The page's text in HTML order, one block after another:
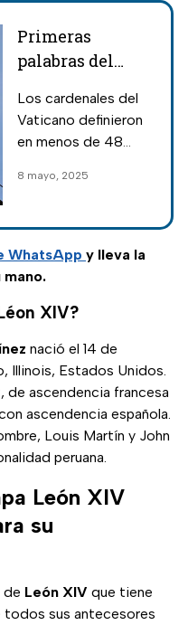
Primeras
palabras del
como Sumo
Pontífice del
2025
Los cardenales del
Vaticano definieron
en menos de 48
Pontífice de la
estas fueron las
primeras palabras
del papa León XIV.
8 mayo, 2025
WhatsApp y lleva la
XIV?
nació el 14 de
Illinois, Estados Unidos.
de ascendencia francesa
ascendencia española.
Louis Martín y John
peruana.
León XIV
su
de León XIV que tiene
todos sus antecesores